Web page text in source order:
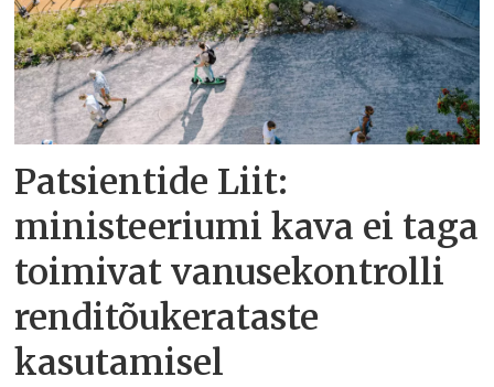
Patsientide Liit:
ministeeriumi kava ei taga
toimivat vanusekontrolli
renditõukerataste
kasutamisel